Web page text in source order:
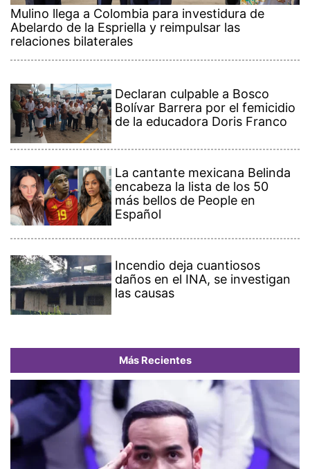
Mulino llega a Colombia para investidura de
Abelardo de la Espriella y reimpulsar las
relaciones bilaterales
Declaran culpable a Bosco
Bolívar Barrera por el femicidio
de la educadora Doris Franco
La cantante mexicana Belinda
encabeza la lista de los 50
más bellos de People en
Español
Incendio deja cuantiosos
daños en el INA, se investigan
las causas
Más Recientes